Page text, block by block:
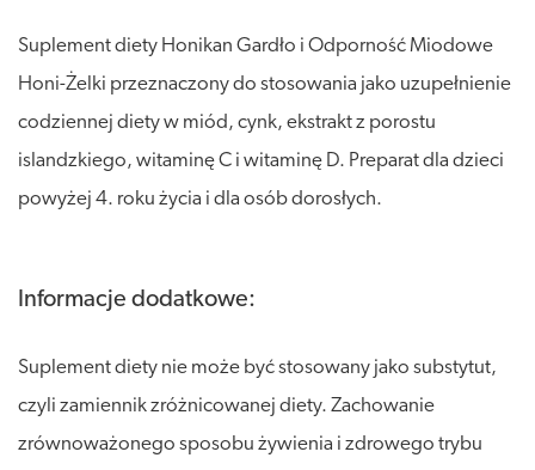
Suplement diety Honikan Gardło i Odporność Miodowe
Honi-Żelki przeznaczony do stosowania jako uzupełnienie
codziennej diety w miód, cynk, ekstrakt z porostu
islandzkiego, witaminę C i witaminę D. Preparat dla dzieci
powyżej 4. roku życia i dla osób dorosłych.
Informacje dodatkowe:
Suplement diety nie może być stosowany jako substytut,
czyli zamiennik zróżnicowanej diety. Zachowanie
zrównoważonego sposobu żywienia i zdrowego trybu